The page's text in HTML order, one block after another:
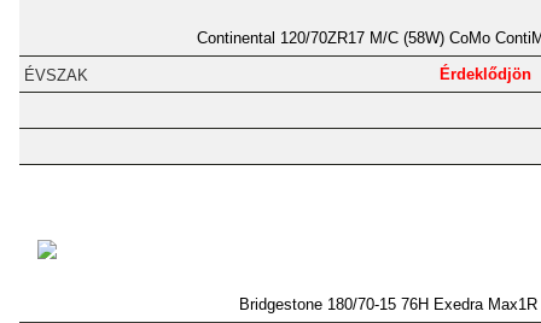
Continental 120/70ZR17 M/C (58W) CoMo
Érdeklődjön
Bridgestone 180/70-15 76H Exedra Max1R